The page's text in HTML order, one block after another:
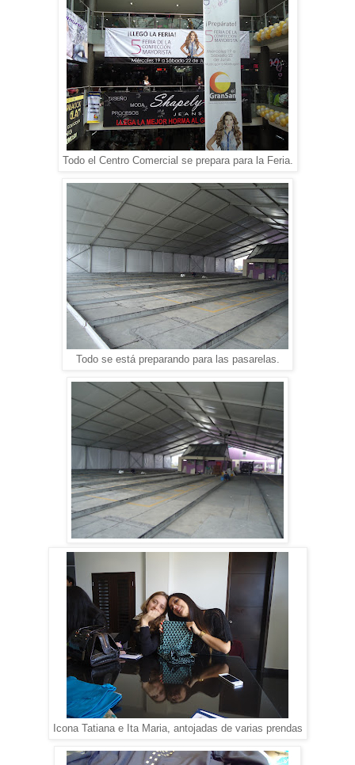
Todo el Centro Comercial se prepara para la Feria.
Todo se está preparando para las pasarelas.
Icona Tatiana e Ita Maria, antojadas de varias prendas